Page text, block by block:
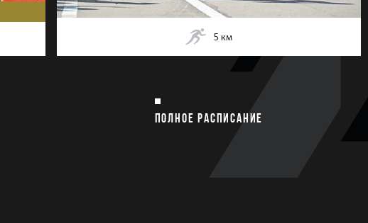
5 км
ПОЛНОЕ РАСПИСАНИЕ